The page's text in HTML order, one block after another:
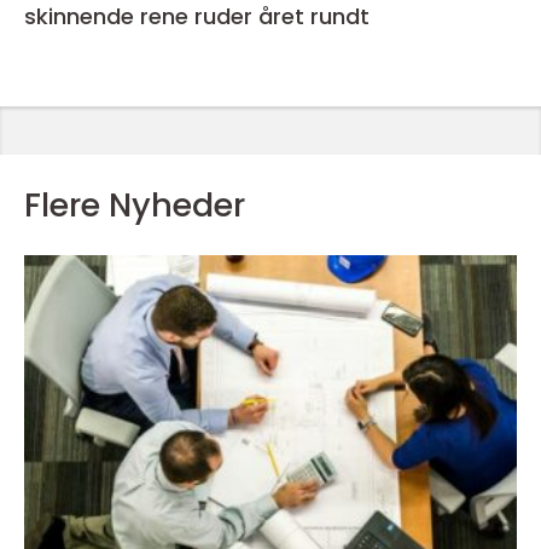
skinnende rene ruder året rundt
Flere Nyheder